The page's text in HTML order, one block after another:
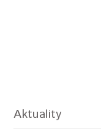
Aktuality